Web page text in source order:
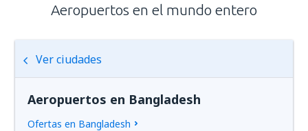
Aeropuertos en el mundo entero
Ver ciudades
Aeropuertos en Bangladesh
Ofertas en Bangladesh